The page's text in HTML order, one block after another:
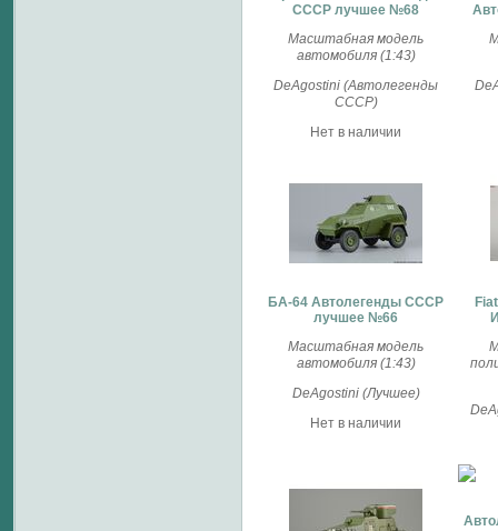
СССР лучшее №68
Масштабная модель
автомобиля (1:43)
DeAgostini (Автолегенды
СССР)
Нет в наличии
БА-64 Автолегенды СССР
лучшее №66
Масштабная модель
автомобиля (1:43)
DeAgostini (Лучшее)
Нет в наличии